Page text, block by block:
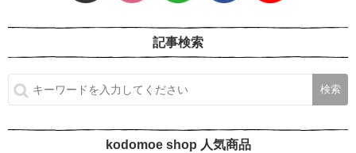
記事検索
kodomoe shop 人気商品